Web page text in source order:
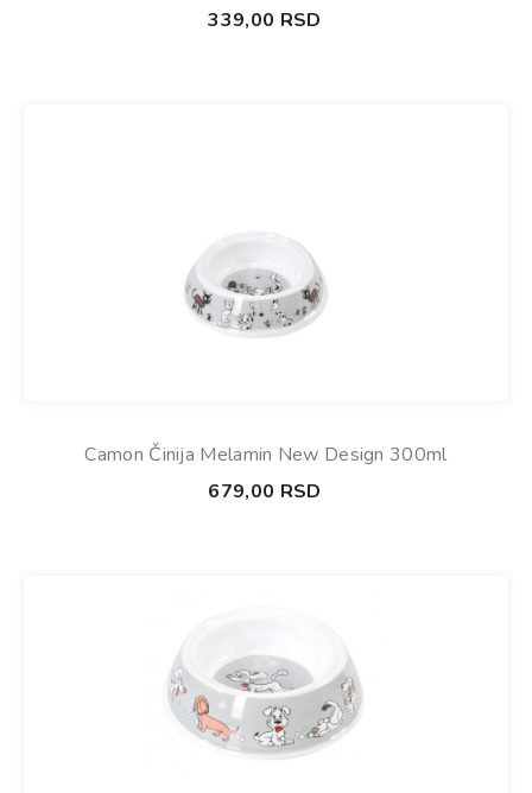
339,00 RSD
Camon Činija Melamin New Design 300ml
679,00 RSD